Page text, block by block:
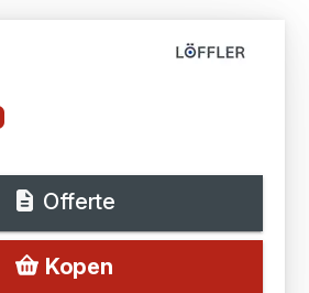
Offerte
Kopen